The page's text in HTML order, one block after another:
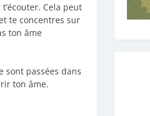
Cela peut
te concentres sur
ton âme
sont passées dans
ton âme.